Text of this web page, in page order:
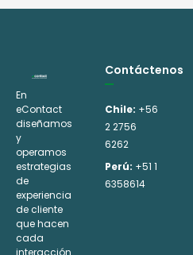
En
eContact
diseñamos
y
operamos
estrategias
de
experiencia
de cliente
que hacen
cada
interacción
Contáctenos
Chile: +56
2 2756
6262
Perú: +51 1
6358614